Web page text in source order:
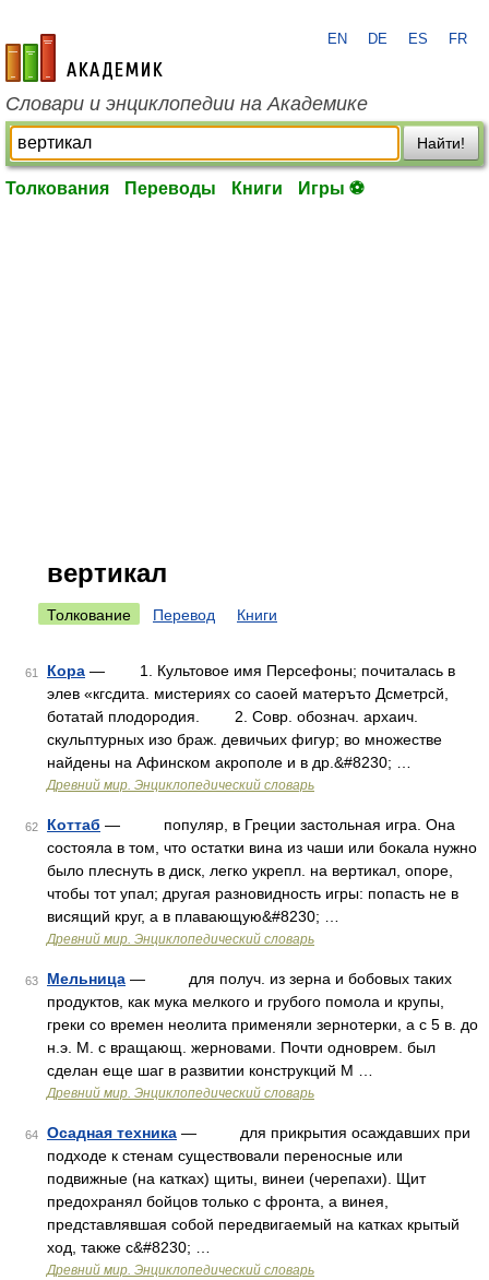
academic.ru
EN DE ES FR
Словари и энциклопедии на Академике
Найти!
Толкования Переводы Книги Игры ⚽
вертикал
Толкование Перевод Книги
61 Кора — 1. Культовое имя Персефоны; почиталась в
элев «кгсдита. мистериях со саоей матеръто Дсметрсй,
ботатай плодородия. 2. Совр. обознач. архаич.
скульптурных изо браж. девичьих фигур; во множестве
найдены на Афинском акрополе и в др.&#8230; …
Древний мир. Энциклопедический словарь
62 Коттаб — популяр, в Греции застольная игра. Она
состояла в том, что остатки вина из чаши или бокала нужно
было плеснуть в диск, легко укрепл. на вертикал, опоре,
чтобы тот упал; другая разновидность игры: попасть не в
висящий круг, а в плавающую&#8230; …
Древний мир. Энциклопедический словарь
63 Мельница — для получ. из зерна и бобовых таких
продуктов, как мука мелкого и грубого помола и крупы,
греки со времен неолита применяли зернотерки, а с 5 в. до
н.э. М. с вращающ. жерновами. Почти одноврем. был
сделан еще шаг в развитии конструкций М …
Древний мир. Энциклопедический словарь
64 Осадная техника — для прикрытия осаждавших при
подходе к стенам существовали переносные или
подвижные (на катках) щиты, винеи (черепахи). Щит
предохранял бойцов только с фронта, а винея,
представлявшая собой передвигаемый на катках крытый
ход, также с&#8230; …
Древний мир. Энциклопедический словарь